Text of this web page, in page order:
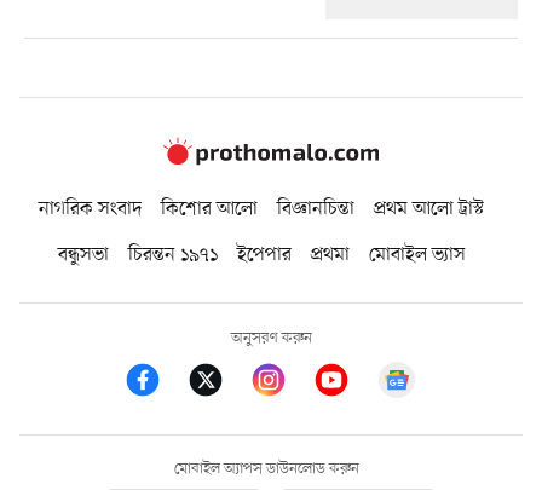
নাগরিক সংবাদ কিশোর আলো বিজ্ঞানচিন্তা
প্রথম আলো ট্রাস্ট
বন্ধুসভা
চিরন্তন ১৯৭১ ইপেপার প্রথমা মোবাইল ভ্যাস
অনুসরণ করুন
মোবাইল অ্যাপস ডাউনলোড করুন